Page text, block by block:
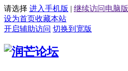
请选择 进入手机版 | 继续访问电脑版
设为首页收藏本站
开启辅助访问 切换到宽版